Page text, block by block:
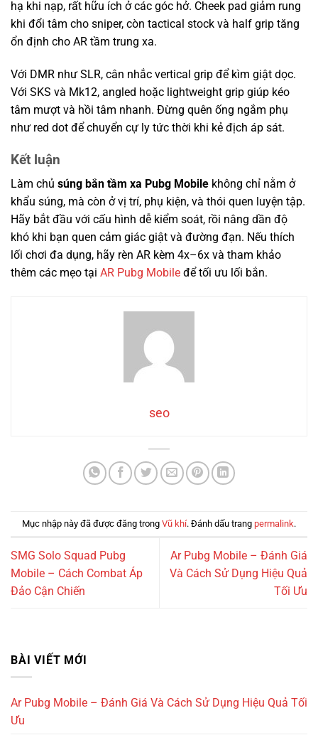
hạ khi nạp, rất hữu ích ở các góc hở. Cheek pad giảm rung
khi đổi tâm cho sniper, còn tactical stock và half grip tăng
ổn định cho AR tầm trung xa.
Với DMR như SLR, cân nhắc vertical grip để kìm giật dọc.
Với SKS và Mk12, angled hoặc lightweight grip giúp kéo
tâm mượt và hồi tâm nhanh. Đừng quên ống ngắm phụ
như red dot để chuyển cự ly tức thời khi kẻ địch áp sát.
Kết luận
Làm chủ súng bắn tầm xa Pubg Mobile không chỉ nằm ở
khẩu súng, mà còn ở vị trí, phụ kiện, và thói quen luyện tập.
Hãy bắt đầu với cấu hình dễ kiểm soát, rồi nâng dần độ
khó khi bạn quen cảm giác giật và đường đạn. Nếu thích
lối chơi đa dụng, hãy rèn AR kèm 4x–6x và tham khảo
thêm các mẹo tại AR Pubg Mobile để tối ưu lối bắn.
seo
Mục nhập này đã được đăng trong Vũ khí. Đánh dấu trang permalink.
SMG Solo Squad Pubg
Mobile – Cách Combat Áp
Đảo Cận Chiến
Ar Pubg Mobile – Đánh Giá
Và Cách Sử Dụng Hiệu Quả
Tối Ưu
BÀI VIẾT MỚI
Ar Pubg Mobile – Đánh Giá Và Cách Sử Dụng Hiệu Quả Tối
Ưu